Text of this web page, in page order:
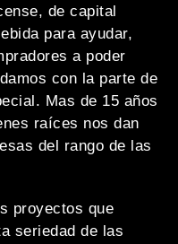
de capital
para ayudar,
a poder
con la parte de
Mas de 15 años
raíces nos dan
del rango de las
proyectos que
seriedad de las